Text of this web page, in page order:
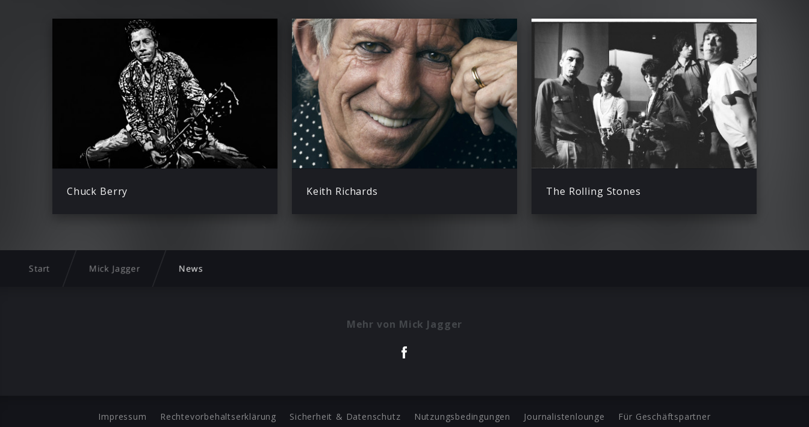
Chuck Berry Keith Richards The Rolling Stones
Start Mick Jagger News
Mehr von Mick Jagger
Impressum Rechtevorbehaltserklärung Sicherheit & Datenschutz Nutzungsbedingungen Journalistenlounge Für Geschäftspartner